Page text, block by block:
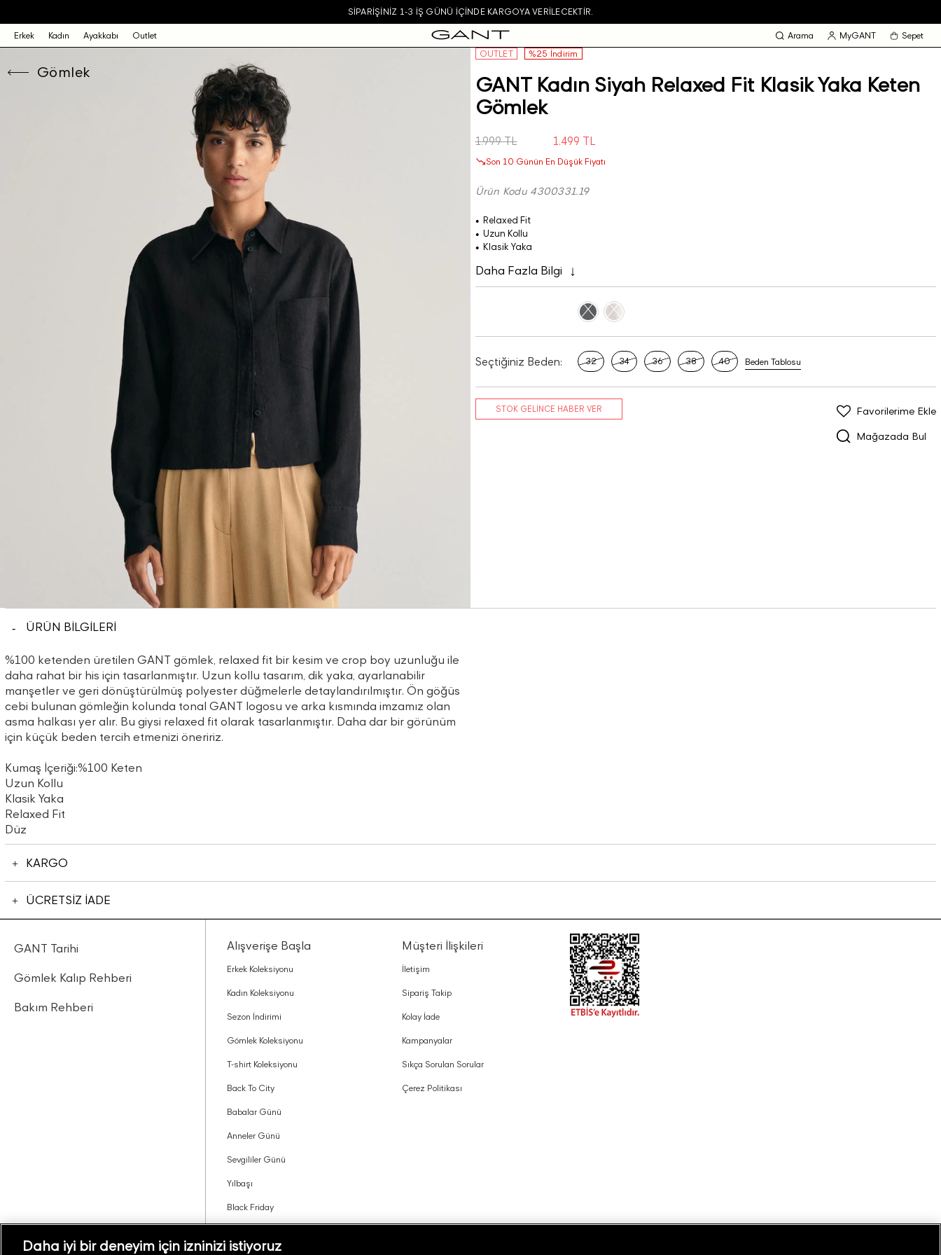
SIPARIŞINIZ 1-3 IŞ GÜNÜ IÇINDE KARGOYA VERILECEKTIR.
Erkek Kadın Ayakkabı Outlet Arama MyGANT Sepet
Gömlek
OUTLET %25 İndirim
GANT Kadın Siyah Relaxed Fit Klasik Yaka Keten
Gömlek
1.999 TL 1.499 TL
Son 10 Günün En Düşük Fiyatı
Ürün Kodu 4300331.19
Relaxed Fit
Uzun Kollu
Klasik Yaka
Daha Fazla Bilgi
Seçtiğiniz Beden: 32 34 36 38 40 Beden Tablosu
STOK GELİNCE HABER VER
Mağazada Bul
Favorilerime Ekle
ÜRÜN BİLGİLERİ
%100 ketenden üretilen GANT gömlek, relaxed fit bir kesim ve crop boy uzunluğu ile
daha rahat bir his için tasarlanmıştır. Uzun kollu tasarım, dik yaka, ayarlanabilir
manşetler ve geri dönüştürülmüş polyester düğmelerle detaylandırılmıştır. Ön göğüs
cebi bulunan gömleğin kolunda tonal GANT logosu ve arka kısmında imzamız olan
asma halkası yer alır. Bu giysi relaxed fit olarak tasarlanmıştır. Daha dar bir görünüm
için küçük beden tercih etmenizi öneririz.
Kumaş İçeriği:%100 Keten
Uzun Kollu
Klasik Yaka
Relaxed Fit
Düz
KARGO
ÜCRETSİZ İADE
GANT Tarihi
Gömlek Kalıp Rehberi
Bakım Rehberi
Alışverişe Başla
Erkek Koleksiyonu
Kadın Koleksiyonu
Sezon İndirimi
Gömlek Koleksiyonu
T-shirt Koleksiyonu
Back To City
Babalar Günü
Anneler Günü
Sevgililer Günü
Yılbaşı
Black Friday
Müşteri İlişkileri
İletişim
Sipariş Takip
Kolay İade
Kampanyalar
Sıkça Sorulan Sorular
Çerez Politikası
Daha iyi bir deneyim için izninizi istiyoruz